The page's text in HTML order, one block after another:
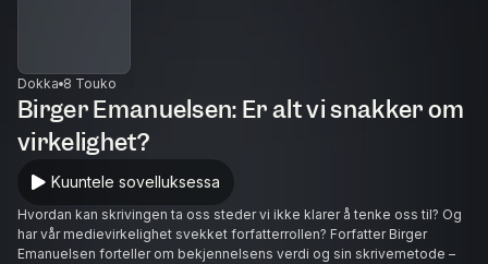
Dokka 8 Touko
Birger Emanuelsen: Er alt vi snakker om
virkelighet?
Kuuntele sovelluksessa
Hvordan kan skrivingen ta oss steder vi ikke klarer å tenke oss til? Og
har vår medievirkelighet svekket forfatterrollen? Forfatter Birger
Emanuelsen forteller om bekjennelsens verdi og sin skrivemetode –